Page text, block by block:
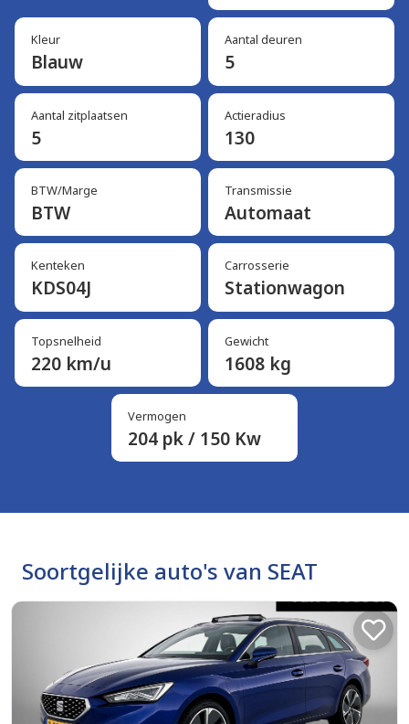
Kleur
Blauw
Aantal deuren
5
Aantal zitplaatsen
5
Actieradius
130
BTW/Marge
BTW
Transmissie
Automaat
Kenteken
KDS04J
Carrosserie
Stationwagon
Topsnelheid
220 km/u
Gewicht
1608 kg
Vermogen
204 pk / 150 Kw
Soortgelijke auto's van SEAT